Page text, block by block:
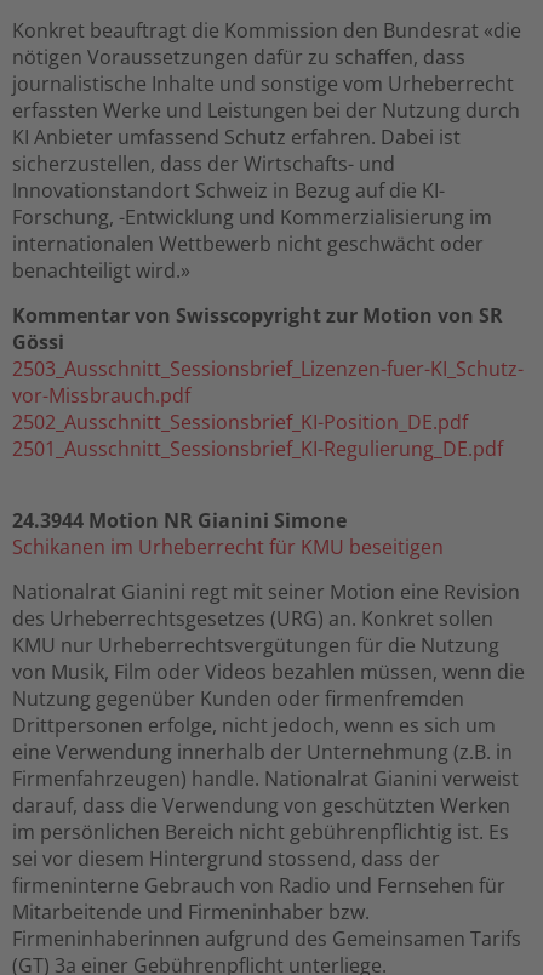
Konkret beauftragt die Kommission den Bundesrat «die
nötigen Voraussetzungen dafür zu schaffen, dass
journalistische Inhalte und sonstige vom Urheberrecht
erfassten Werke und Leistungen bei der Nutzung durch
KI Anbieter umfassend Schutz erfahren. Dabei ist
sicherzustellen, dass der Wirtschafts- und
Innovationstandort Schweiz in Bezug auf die KI-
Forschung, -Entwicklung und Kommerzialisierung im
internationalen Wettbewerb nicht geschwächt oder
benachteiligt wird.»
Kommentar von Swisscopyright zur Motion von SR
Gössi
2503_Ausschnitt_Sessionsbrief_Lizenzen-fuer-KI_Schutz-
vor-Missbrauch.pdf
2502_Ausschnitt_Sessionsbrief_KI-Position_DE.pdf
2501_Ausschnitt_Sessionsbrief_KI-Regulierung_DE.pdf
24.3944 Motion NR Gianini Simone
Schikanen im Urheberrecht für KMU beseitigen
Nationalrat Gianini regt mit seiner Motion eine Revision
des Urheberrechtsgesetzes (URG) an. Konkret sollen
KMU nur Urheberrechtsvergütungen für die Nutzung
von Musik, Film oder Videos bezahlen müssen, wenn die
Nutzung gegenüber Kunden oder firmenfremden
Drittpersonen erfolge, nicht jedoch, wenn es sich um
eine Verwendung innerhalb der Unternehmung (z.B. in
Firmenfahrzeugen) handle. Nationalrat Gianini verweist
darauf, dass die Verwendung von geschützten Werken
im persönlichen Bereich nicht gebührenpflichtig ist. Es
sei vor diesem Hintergrund stossend, dass der
firmeninterne Gebrauch von Radio und Fernsehen für
Mitarbeitende und Firmeninhaber bzw.
Firmeninhaberinnen aufgrund des Gemeinsamen Tarifs
(GT) 3a einer Gebührenpflicht unterliege.